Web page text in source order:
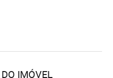
IMÓVEL